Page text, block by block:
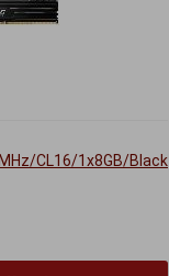
CL16/1x8GB/Black